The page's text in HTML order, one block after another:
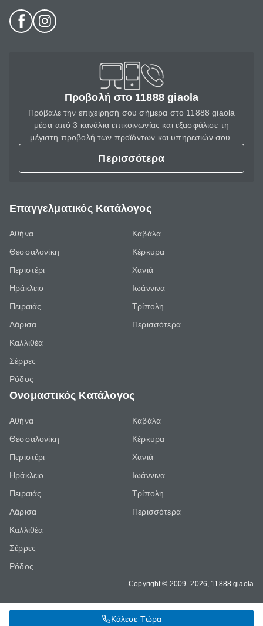
Κάλεσε Τώρα
Προβολή στο 11888 giaola
Πρόβαλε την επιχείρησή σου σήμερα στο 11888 giaola
μέσα από 3 κανάλια επικοινωνίας και εξασφάλισε τη
μέγιστη προβολή των προϊόντων και υπηρεσιών σου.
Περισσότερα
Επαγγελματικός Κατάλογος
Αθήνα
Θεσσαλονίκη
Περιστέρι
Ηράκλειο
Πειραιάς
Λάρισα
Καλλιθέα
Σέρρες
Ρόδος
Καβάλα
Κέρκυρα
Χανιά
Ιωάννινα
Τρίπολη
Περισσότερα
Ονομαστικός Κατάλογος
Αθήνα
Θεσσαλονίκη
Περιστέρι
Ηράκλειο
Πειραιάς
Λάρισα
Καλλιθέα
Σέρρες
Ρόδος
Καβάλα
Κέρκυρα
Χανιά
Ιωάννινα
Τρίπολη
Περισσότερα
Copyright © 2009–2026, 11888 giaola